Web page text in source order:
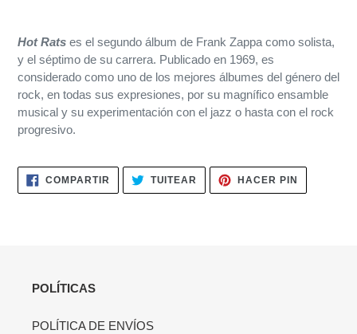
producto
a
tu
carrito
de
compra
Hot Rats es el segundo álbum de Frank Zappa como solista,
y el séptimo de su carrera. Publicado en 1969, es
considerado como uno de los mejores álbumes del género del
rock, en todas sus expresiones, por su magnífico ensamble
musical y su experimentación con el jazz o hasta con el rock
progresivo.
COMPARTIR COMPARTIR
FACEBOOK
TUITEAR TUITEAR
TWITTER
HACER PIN
PINTEREST
POLÍTICAS
POLÍTICA DE ENVÍOS